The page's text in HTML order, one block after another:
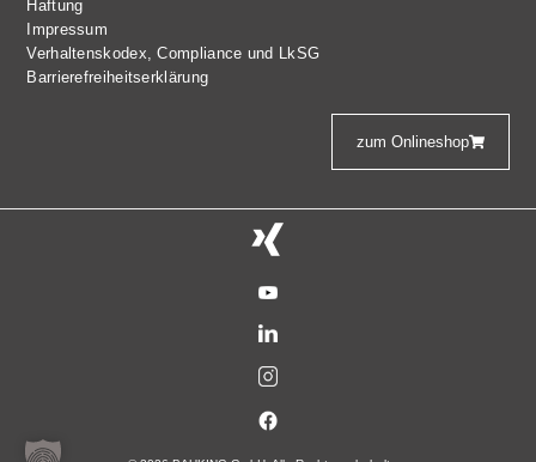
Haftung
Impressum
Verhaltenskodex, Compliance und LkSG
Barrierefreiheitserklärung
zum Onlineshop